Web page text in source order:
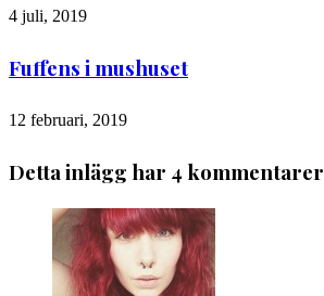
4 juli, 2019
Fuffens i mushuset
12 februari, 2019
Detta inlägg har 4 kommentarer